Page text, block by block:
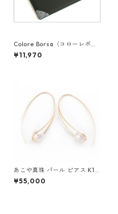
Colore Borsa（コローレボル
サ） メモパッド ブラック MG
-008
¥11,970
あこや真珠 パール ピアス K10
イエローゴールド ジプシー フ
ック ピアス 7mm 7ミリ珠 ア
¥55,000